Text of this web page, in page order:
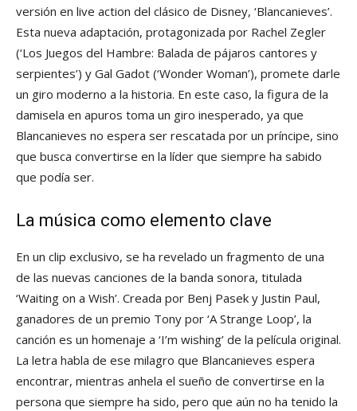
versión en live action del clásico de Disney, ‘Blancanieves’.
Esta nueva adaptación, protagonizada por Rachel Zegler
(‘Los Juegos del Hambre: Balada de pájaros cantores y
serpientes’) y Gal Gadot (‘Wonder Woman’), promete darle
un giro moderno a la historia. En este caso, la figura de la
damisela en apuros toma un giro inesperado, ya que
Blancanieves no espera ser rescatada por un príncipe, sino
que busca convertirse en la líder que siempre ha sabido
que podía ser.
La música como elemento clave
En un clip exclusivo, se ha revelado un fragmento de una
de las nuevas canciones de la banda sonora, titulada
‘Waiting on a Wish’. Creada por Benj Pasek y Justin Paul,
ganadores de un premio Tony por ‘A Strange Loop’, la
canción es un homenaje a ‘I’m wishing’ de la película original.
La letra habla de ese milagro que Blancanieves espera
encontrar, mientras anhela el sueño de convertirse en la
persona que siempre ha sido, pero que aún no ha tenido la